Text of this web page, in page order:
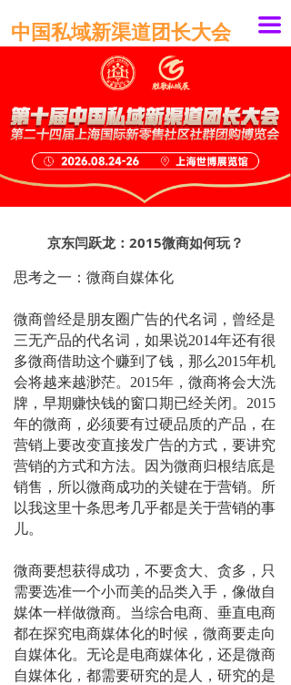
끀
中国私域新渠道团长大会
京东闫跃龙：2015微商如何玩？
思考之一：微商自媒体化
微商曾经是朋友圈广告的代名词，曾经是
三无产品的代名词，如果说2014年还有很
多微商借助这个赚到了钱，那么2015年机
会将越来越渺茫。2015年，微商将会大洗
牌，早期赚快钱的窗口期已经关闭。2015
年的微商，必须要有过硬品质的产品，在
营销上要改变直接发广告的方式，要讲究
营销的方式和方法。因为微商归根结底是
销售，所以微商成功的关键在于营销。所
以我这里十条思考几乎都是关于营销的事
儿。
微商要想获得成功，不要贪大、贪多，只
需要选准一个小而美的品类入手，像做自
媒体一样做微商。当综合电商、垂直电商
都在探究电商媒体化的时候，微商要走向
自媒体化。无论是电商媒体化，还是微商
自媒体化，都需要研究的是人，研究的是